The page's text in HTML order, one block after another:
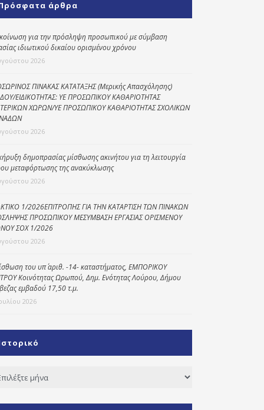
Kοινωνικό
φαρμακείο
Πρόγραμμα
“Βοήθεια στο σπίτι”
Κέντρο Ημερήσιας
Φροντίδας
άρθρα
για την πρόσληψη προσωπικού με σύμβαση
ιδιωτικού δικαίου ορισμένου χρόνου
2026
ΠΙΝΑΚΑΣ ΚΑΤΑΤΑΞΗΣ (Μερικής Απασχόλησης)
ΕΙΔΙΚΟΤΗΤΑΣ: ΥΕ ΠΡΟΣΩΠΙΚΟΥ ΚΑΘΑΡΙΟΤΗΤΑΣ
ΧΩΡΩΝ/ΥΕ ΠΡΟΣΩΠΙΚΟΥ ΚΑΘΑΡΙΟΤΗΤΑΣ ΣΧΟΛΙΚΩΝ
2026
δημοπρασίας μίσθωσης ακινήτου για τη λειτουργία
μεταφόρτωσης της ανακύκλωσης
2026
1/2026ΕΠΙΤΡΟΠΗΣ ΓΙΑ ΤΗΝ ΚΑΤΑΡΤΙΣΗ ΤΩΝ ΠΙΝΑΚΩΝ
ΠΡΟΣΩΠΙΚΟΥ ΜΕΣΥΜΒΑΣΗ ΕΡΓΑΣΙΑΣ ΟΡΙΣΜΕΝΟΥ
ΣΟΧ 1/2026
2026
του υπ΄ αριθ. -14- καταστήματος, ΕΜΠΟΡΙΚΟΥ
Κοινότητας Ωρωπού, Δημ. Ενότητας Λούρου, Δήμου
εμβαδού 17,50 τ.μ.
2026